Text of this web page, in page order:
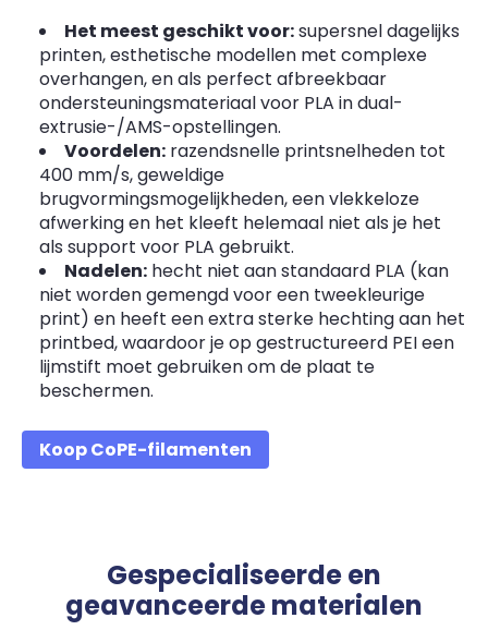
Het meest geschikt voor:supersnel dagelijks
printen, esthetische modellen met complexe
overhangen, en als perfect afbreekbaar
ondersteuningsmateriaal voor PLA in dual-
extrusie-/AMS-opstellingen.
Voordelen: razendsnelle printsnelheden tot
400 mm/s, geweldige
brugvormingsmogelijkheden, een vlekkeloze
afwerking en het kleeft helemaal niet als je het
als support voor PLA gebruikt.
Nadelen: hecht niet aan standaard PLA (kan
niet worden gemengd voor een tweekleurige
print) en heeft een extra sterke hechting aan het
printbed, waardoor je op gestructureerd PEI een
lijmstift moet gebruiken om de plaat te
beschermen.
Koop CoPE-filamenten
Gespecialiseerde en
geavanceerde materialen